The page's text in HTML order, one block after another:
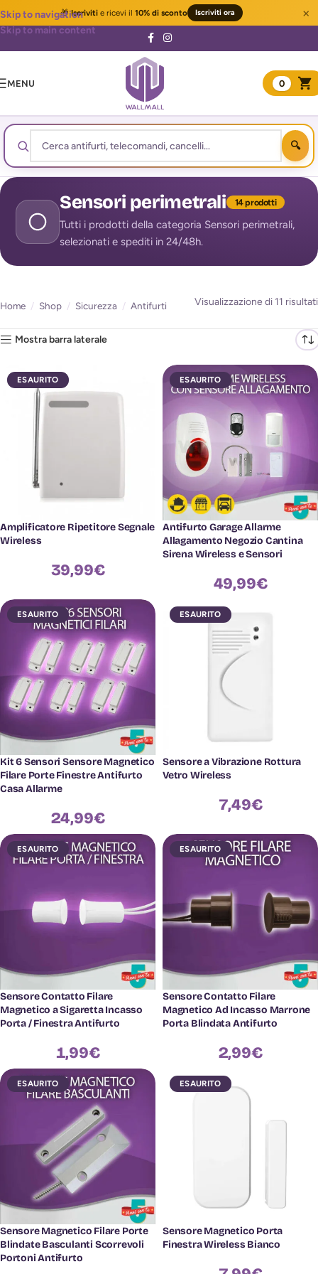
🎁Iscrivitie ricevi il 10% di sconto Iscriviti ora ×
Skip to navigation
Skip to main content
MENU 0
Sensori perimetrali 14 prodotti
Tutti i prodotti della categoria Sensori perimetrali,
selezionati e spediti in 24/48h.
Home / Shop / Sicurezza / Antifurti Visualizzazione di 11 risultati
Mostra barra laterale
ESAURITO
Amplificatore Ripetitore Segnale
Wireless
39,99€
ESAURITO
Antifurto Garage Allarme
Allagamento Negozio Cantina
Sirena Wireless e Sensori
49,99€
ESAURITO
Kit 6 Sensori Sensore Magnetico
Filare Porte Finestre Antifurto
Casa Allarme
24,99€
ESAURITO
Sensore a Vibrazione Rottura
Vetro Wireless
7,49€
ESAURITO
Sensore Contatto Filare
Magnetico a Sigaretta Incasso
Porta / Finestra Antifurto
1,99€
ESAURITO
Sensore Contatto Filare
Magnetico Ad Incasso Marrone
Porta Blindata Antifurto
2,99€
ESAURITO
Sensore Magnetico Filare Porte
Blindate Basculanti Scorrevoli
Portoni Antifurto
ESAURITO
Sensore Magnetico Porta
Finestra Wireless Bianco